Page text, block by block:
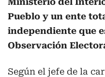
Pueblo y un ente
independiente que
Observación
Según el jefe de la